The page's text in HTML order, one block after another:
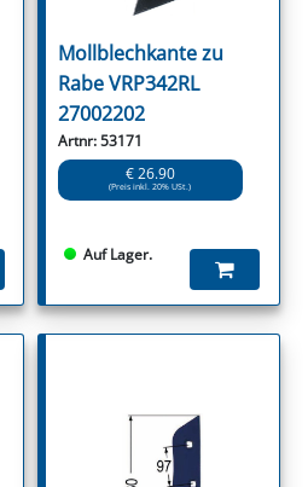
Mollblechkante zu
Rabe VRP342RL
27002202
Artnr: 53171
€ 26.90
(Preis inkl. 20% USt.)
Auf Lager.